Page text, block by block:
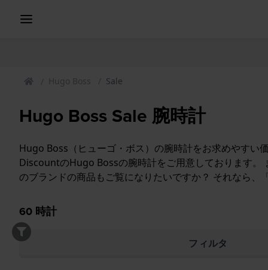
Hugo Boss Sale
Hugo Boss Sale 腕時計
Hugo Boss（ヒューゴ・ボス）の腕時計をお求めやすい
DiscountのHugo Bossの腕時計をご用意しております。
のブランドの商品もご覧になりたいですか？ それなら、
60 時計
フィルタ